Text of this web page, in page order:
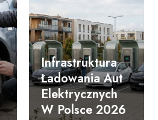
Infrastruktura
Ładowania Aut
Elektrycznych
W Polsce 2026